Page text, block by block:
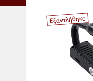
Εξαντλήθηκε